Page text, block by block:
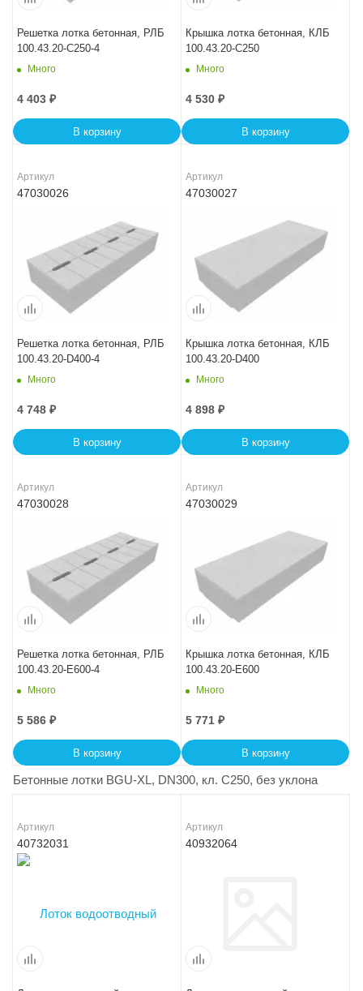
Решетка лотка бетонная, РЛБ
100.43.20-C250-4
Много
4 403 ₽
В корзину
Крышка лотка бетонная, КЛБ
100.43.20-C250
Много
4 530 ₽
В корзину
Артикул
47030026
Решетка лотка бетонная, РЛБ
100.43.20-D400-4
Много
4 748 ₽
В корзину
Артикул
47030027
Крышка лотка бетонная, КЛБ
100.43.20-D400
Много
4 898 ₽
В корзину
Артикул
47030028
Решетка лотка бетонная, РЛБ
100.43.20-E600-4
Много
5 586 ₽
В корзину
Артикул
47030029
Крышка лотка бетонная, КЛБ
100.43.20-E600
Много
5 771 ₽
В корзину
Бетонные лотки BGU-XL, DN300, кл. C250, без уклона
Артикул
40732031
Артикул
40932064